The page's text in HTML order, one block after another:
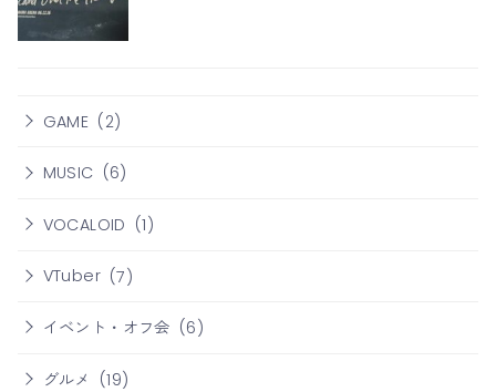
GAME (2)
MUSIC (6)
VOCALOID (1)
VTuber (7)
イベント・オフ会 (6)
グルメ (19)